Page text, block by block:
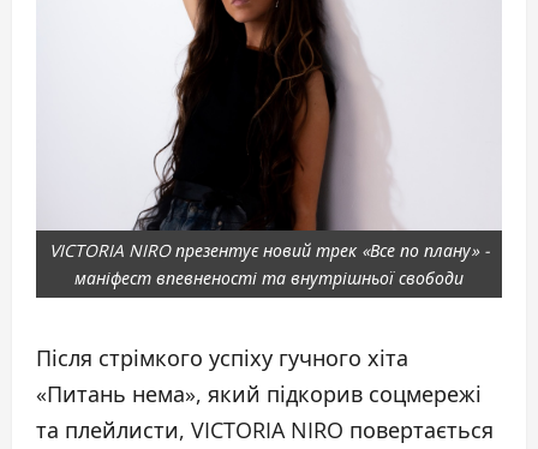
VICTORIA NIRO презентує новий трек «Все по плану» -
маніфест впевненості та внутрішньої свободи
Після стрімкого успіху гучного хіта
«Питань нема», який підкорив соцмережі
та плейлисти, VICTORIA NIRO повертається